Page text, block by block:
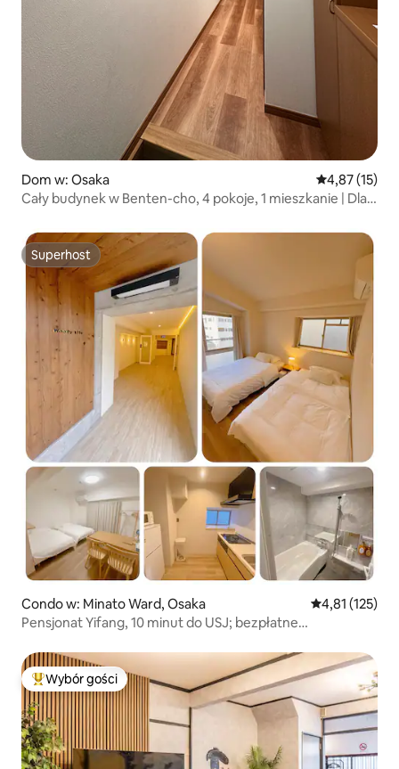
Dom w: Osaka Średnia
4,87 (15)
Cały budynek w Benten-cho, 4 pokoje, 1 mieszkanie | Dla 8
Namba | Bezpośredni dostęp do Namba Umeda |
Odpowiednie dla rodzin i grup | Kyocera Dome
Superhost
Superhost
Condo w: Minato Ward, Osaka Średnia
4,81 (125)
Pensjonat Yifang, 10 minut do USJ; bezpłatne
Umeda i Shinsaibashi, Yifang [301] winda...
Najpopularniejsze z kategorii Wybór gości
Wybór gości